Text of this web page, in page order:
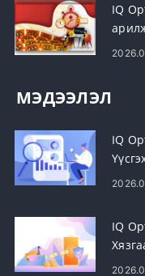
IQ
МЭДЭЭЛЭЛ
IQ
IQ